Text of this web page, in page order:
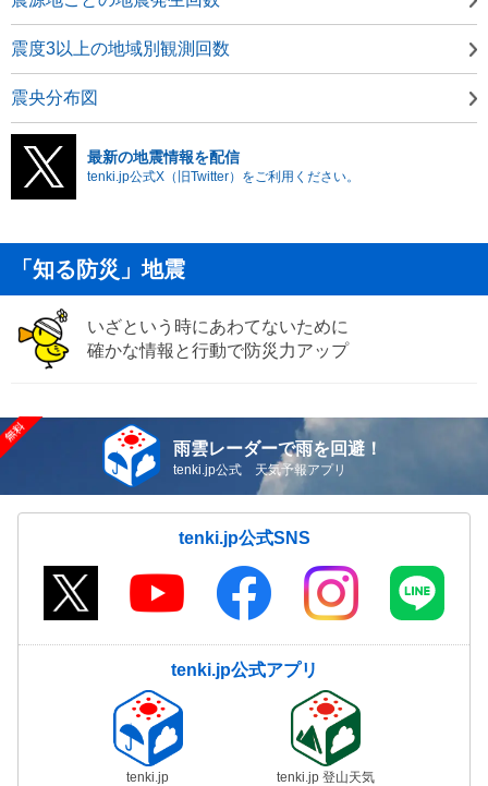
震度3以上の地域別観測回数
震央分布図
最新の地震情報を配信
tenki.jp公式X（旧Twitter）をご利用ください。
「知る防災」地震
いざという時にあわてないために
確かな情報と行動で防災力アップ
雨雲レーダーで雨を回避！
tenki.jp公式 天気予報アプリ
tenki.jp公式SNS
tenki.jp公式アプリ
tenki.jp tenki.jp 登山天気